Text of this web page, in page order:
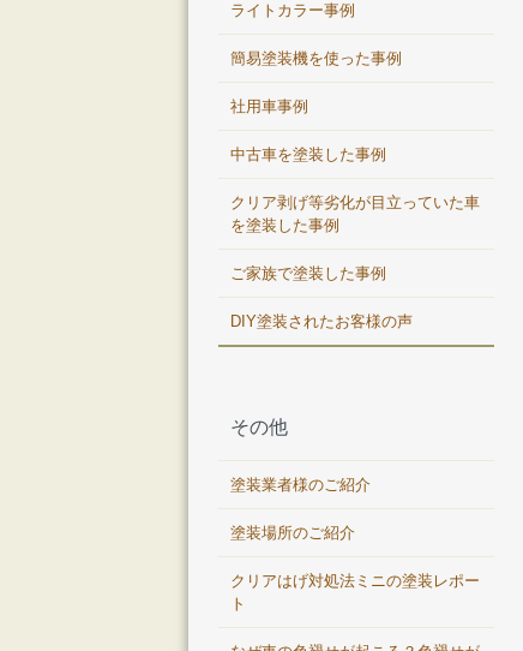
ライトカラー事例
簡易塗装機を使った事例
社用車事例
中古車を塗装した事例
クリア剥げ等劣化が目立っていた車
を塗装した事例
ご家族で塗装した事例
DIY塗装されたお客様の声
その他
塗装業者様のご紹介
塗装場所のご紹介
クリアはげ対処法ミニの塗装レポー
ト